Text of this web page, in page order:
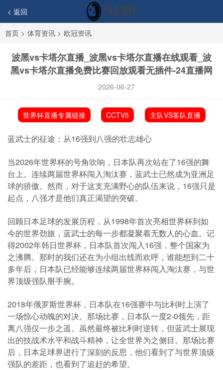
< 返回
首页 > 体育资讯 > 欧冠资讯
波黑vs卡塔尔直播_波黑vs卡塔尔直播在线观看_波
黑vs卡塔尔直播免费比赛回放观看无插件-24直播网
2026-06-27
世界杯直播专属链接 CCTV5 主队VS客队直播
蓝武士的征途：从16强到八强的壮志雄心
当2026年世界杯的号角吹响，日本队再次站在了16强的舞
台上。连续两届世界杯闯入淘汰赛，蓝武士已然成为亚洲足
球的骄傲。然而，对于这支充满野心的队伍来说，16强只是
起点，八强才是他们真正渴望的突破。
回顾日本足球的发展历程，从1998年首次亮相世界杯到如
今的世界劲旅，蓝武士的每一步都凝聚着无数人的心血。记
得2002年韩日世界杯，日本队首次闯入16强，整个国家为
之沸腾。那时的我们还在为小组出线而欢呼，谁能想到二十
多年后，日本队已经能够连续两届世界杯闯入淘汰赛，与世
界顶级强队掰手腕。
2018年俄罗斯世界杯，日本队在16强赛中与比利时上演了
一场惊心动魄的对决。那场比赛，日本队一度2-0领先，距
离八强仅一步之遥。虽然最终被比利时逆转，但蓝武士展现
出的技战术水平和战斗精神，让全世界为之侧目。那场比赛
后，日本足球界进行了深刻的反思，他们看到了与世界顶级
强队的差距，也看到了追赶的希望。